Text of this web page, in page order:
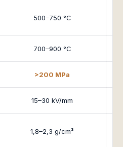
500–750 °C
700–900 °C
>200 MPa
15–30 kV/mm
1,8–2,3 g/cm³